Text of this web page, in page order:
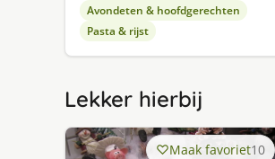
Avondeten & hoofdgerechten
Pasta & rijst
Lekker hierbij
Maak favoriet10